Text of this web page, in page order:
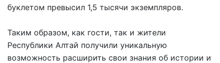
буклетом превысил 1,5 тысячи экземпляров.
Таким образом, как гости, так и жители
Республики Алтай получили уникальную
возможность расширить свои знания об истории и